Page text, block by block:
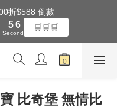
』免運費
折$588 倒數
6
5
4
6
5
4
2
Seconds
🛒🛒🛒
』免運費
比奇堡 無情比